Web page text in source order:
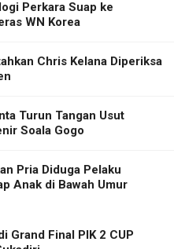
Perkara Suap ke
WN Korea
Chris Kelana Diperiksa
Turun Tangan Usut
Soala Gogo
Pria Diduga Pelaku
Anak di Bawah Umur
Grand Final PIK 2 CUP